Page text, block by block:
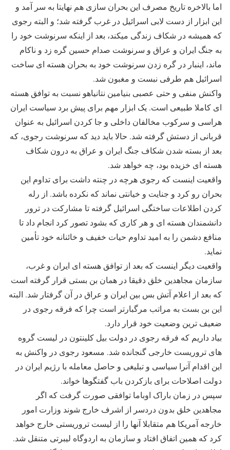
اما بالاخره تاریخ مصرف این بحران سازی هم نهایتا به سر آمد و
این ابزار از دست لابی اسرائیل در غرب گرفته شد؛ و البته رجوی
که همیشه در شکاف زندگی میکند، بعد از اینکه سرنوشت خود را
به جنگ ایران و عراق و سرنوشت صدام حسین گره زد و ناکام
ماند، اینبار در گره زدن سرنوشت خود به بحران هسته ای ساخت
اسرائیل هم طرفی نبست و مغبون شد.
واکنش منفی و حتی عصبی بنیامین نتانیاهو نسبت به توافق هسته
ای کاملا طبیعی است. یک ابزار مهم برای پیش برد سیاست ایران
هراسی و سرکوب مخالفان داخلی و جا کردن اسرائیل به عنوان
قربانی از دستش گرفته شد. حالا باید دید که سرنوشت رجوی، که
بعد از بسته شدن شکاف جنگ ایران و عراق به درون شکاف
هسته ای خزیده بود، چه خواهد شد.
واقعیت اینست که رجوی هرچه در چنته داشت برای تداوم این
بحران رو کرد و جنایت و خیانتی نماند که نکرده باشد. از رله
کردن اطلاعات ساختگی اسرائیل گرفته تا مشارکت در ترور
دانشمندان هسته ای و هر کاری که بشود تصور کرد انجام داد تا
منافع دشمن را به امید تداوم حیات خفیف و خائنانه خود تأمین
نماید.
واقعیت دیگر اینست که بعد از توافق هسته ای ایران و غرب،
سازمان مجاهدین خلق دقیقا در همان بن بستی قرار گرفته است
که بعد از اعلام آتش بس بین ایران و عراق در آن گرفتار شد. البته
این بن بست به مراتب مرگبارتر است چرا که فرقه رجوی در
ضعیف ترین وضعیت خود قرار دارد.
بیاد داریم که فرقه رجوی در دولت بیل کلینتون در لیست گروه
های تروریست خارجی گنجانده شد. مسعود رجوی در واکنش به
این اقدام آنرا سیاسی و تبلیغی و حاصل معامله با رژیم ایران در
دولت اصلاحات برای بازکردن باب گفتگوها خواند.
سپس در زمان باراک اوباما توافقی صورت گرفت که اگر
مجاهدین خلق بدون دردسر از اشرف خارج شوند وزارت امور
خارجه آمریکا هم متقابلا آنها را از لیست تروریستی خارج خواهد
کرد که همین اتفاق افتاد و سازمان به اردوگاه لیبرتی متنقل شد.